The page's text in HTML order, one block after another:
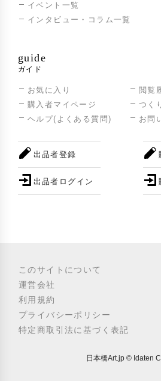
イベント一覧
インタビュー・コラム一覧
guide
ガイド
お気に入り
閲覧
購入者マイページ
つく
ヘルプ(よくある質問)
お問
出品者登録
出品者ログイン
このサイトについて
運営会社
利用規約
プライバシーポリシー
特定商取引法に基づく表記
日本橋Art.jp © Idaten